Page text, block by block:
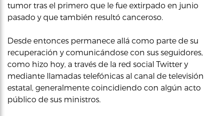
tumor tras el primero que le fue extirpado en junio
pasado y que también resultó canceroso.
Desde entonces permanece allá como parte de su
recuperación y comunicándose con sus seguidores,
como hizo hoy, a través de la red social Twitter y
mediante llamadas telefónicas al canal de televisión
estatal, generalmente coincidiendo con algún acto
público de sus ministros.